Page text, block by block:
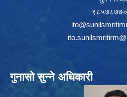
गुनासो सुन्ने अधिकारी